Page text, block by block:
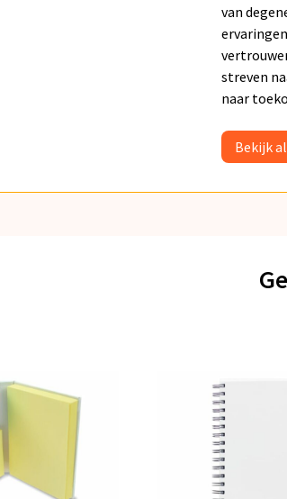
van
streven
naar
Bekijk